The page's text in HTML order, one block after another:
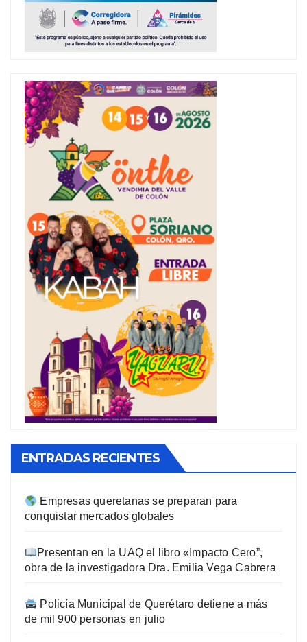
ENTRADAS RECIENTES
Empresas queretanas se preparan para
conquistar mercados globales
Presentan en la UAQ el libro «Impacto Cero”,
obra de la investigadora Dra. Emilia Vega Cabrera
Policía Municipal de Querétaro detiene a más
de mil 900 personas en julio